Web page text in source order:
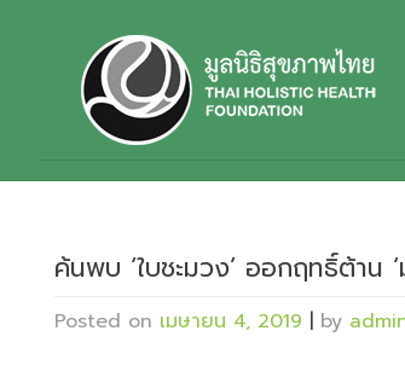
ค้นพบ ‘ใบชะมวง’ ออกฤทธิ์ต้าน ‘
Posted on เมษายน 4, 2019 | by